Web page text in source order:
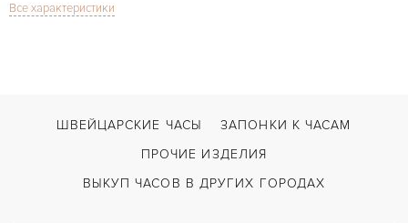
СТЕКЛО
ВОЗМОЖНОСТИ ДОСТАВКИ С документами
Все характеристики
ШВЕЙЦАРСКИЕ ЧАСЫ
ЗАПОНКИ К ЧАСАМ
ПРОЧИЕ ИЗДЕЛИЯ
ВЫКУП ЧАСОВ В ДРУГИХ ГОРОДАХ